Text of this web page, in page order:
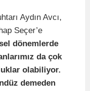
Aydın Avcı,
Seçer’e
dönemlerde
da çok
olabiliyor.
demeden